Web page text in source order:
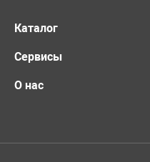
Каталог
Сервисы
О нас